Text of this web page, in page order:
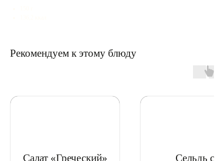
Рекомендуем к этому блюду
Салат «Греческий» Сельдь с